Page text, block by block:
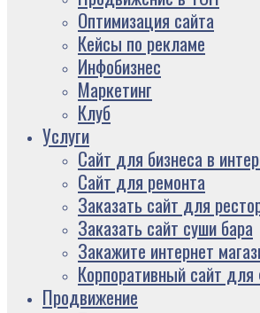
Оптимизация сайта
Кейсы по рекламе
Инфобизнес
Маркетинг
Клуб
Услуги
Сайт для бизнеса в
Сайт для ремонта
Заказать сайт для
Заказать сайт суши бара
Закажите интернет
Корпоративный сайт
Продвижение